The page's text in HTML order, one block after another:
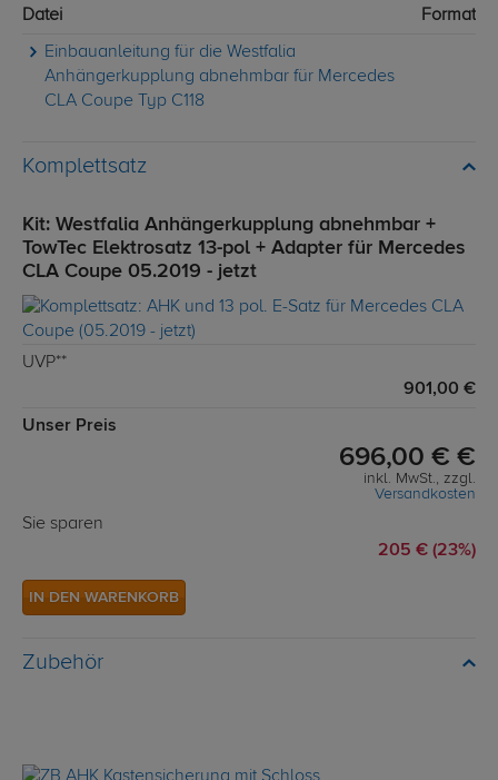
Datei Format
Einbauanleitung für die Westfalia
Anhängerkupplung abnehmbar für Mercedes
CLA Coupe Typ C118
Komplettsatz
Kit: Westfalia Anhängerkupplung abnehmbar +
TowTec Elektrosatz 13-pol + Adapter für Mercedes
CLA Coupe 05.2019 - jetzt
UVP**
901,00 €
Unser Preis
696,00 € €
inkl. MwSt., zzgl.
Versandkosten
Sie sparen
205 € (23%)
IN DEN WARENKORB
Zubehör